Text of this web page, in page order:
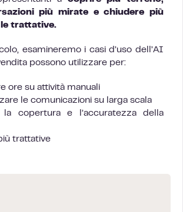
più mirate e chiudere più
trattative.
esamineremo i casi d’uso dell’AI
possono utilizzare per:
ore su attività manuali
le comunicazioni su larga scala
la copertura e l’accuratezza della
trattative